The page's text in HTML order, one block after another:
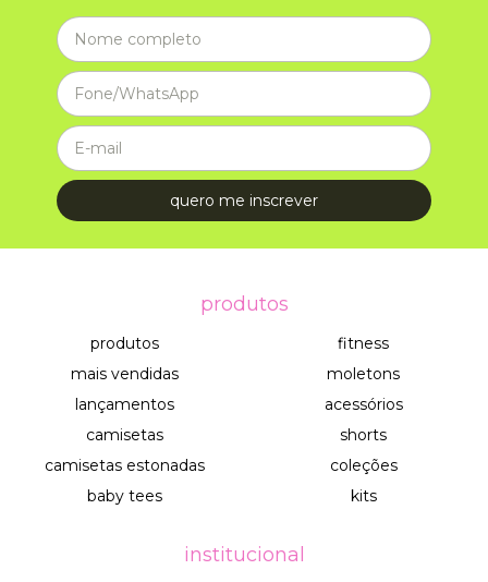
produtos
produtos
mais vendidas
lançamentos
camisetas
camisetas estonadas
baby tees
fitness
moletons
acessórios
shorts
coleções
kits
institucional